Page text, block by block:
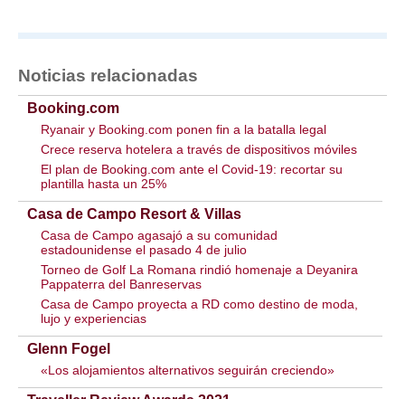
Noticias relacionadas
Booking.com
Ryanair y Booking.com ponen fin a la batalla legal
Crece reserva hotelera a través de dispositivos móviles
El plan de Booking.com ante el Covid-19: recortar su
plantilla hasta un 25%
Casa de Campo Resort & Villas
Casa de Campo agasajó a su comunidad
estadounidense el pasado 4 de julio
Torneo de Golf La Romana rindió homenaje a Deyanira
Pappaterra del Banreservas
Casa de Campo proyecta a RD como destino de moda,
lujo y experiencias
Glenn Fogel
«Los alojamientos alternativos seguirán creciendo»